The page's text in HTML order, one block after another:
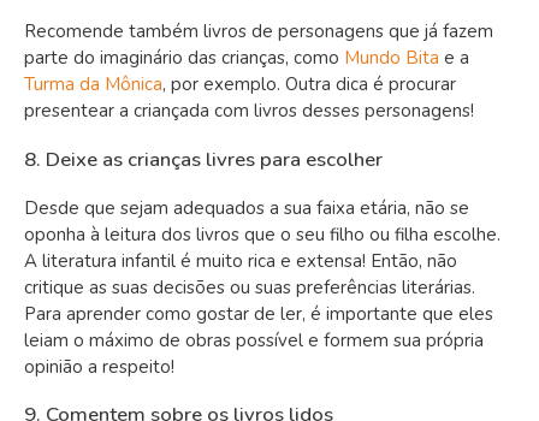
Recomende também livros de personagens que já fazem
parte do imaginário das crianças, como Mundo Bita e a
Turma da Mônica, por exemplo. Outra dica é procurar
presentear a criançada com livros desses personagens!
8. Deixe as crianças livres para escolher
Desde que sejam adequados a sua faixa etária, não se
oponha à leitura dos livros que o seu filho ou filha escolhe.
A literatura infantil é muito rica e extensa! Então, não
critique as suas decisões ou suas preferências literárias.
Para aprender como gostar de ler, é importante que eles
leiam o máximo de obras possível e formem sua própria
opinião a respeito!
9. Comentem sobre os livros lidos